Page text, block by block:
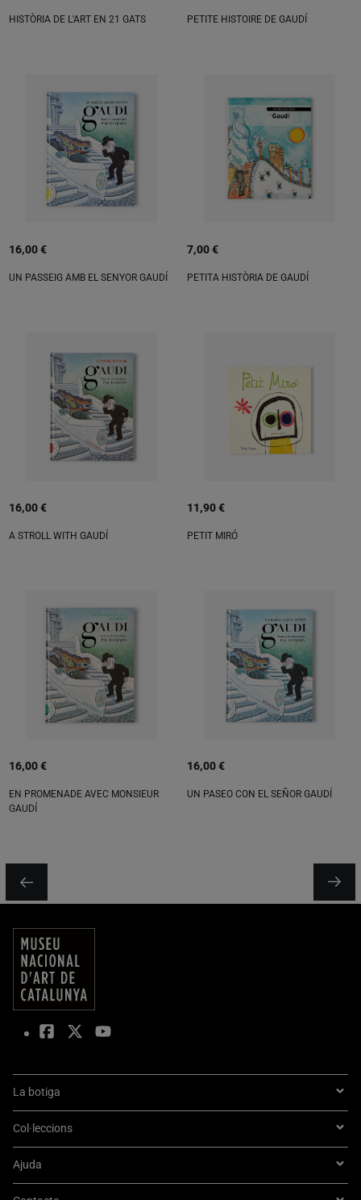
HISTÒRIA DE L'ART EN 21 GATS PETITE HISTOIRE DE GAUDÍ
16,00 €
UN PASSEIG AMB EL SENYOR GAUDÍ
7,00 €
PETITA HISTÒRIA DE GAUDÍ
16,00 €
A STROLL WITH GAUDÍ
11,90 €
PETIT MIRÓ
16,00 €
EN PROMENADE AVEC MONSIEUR
GAUDÍ
16,00 €
UN PASEO CON EL SEÑOR GAUDÍ
La botiga
Col·leccions
Ajuda